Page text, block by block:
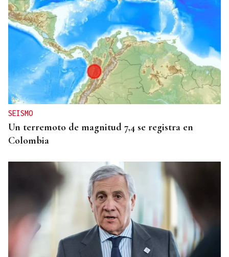
SEISMO
Un terremoto de magnitud 7,4 se registra en
Colombia